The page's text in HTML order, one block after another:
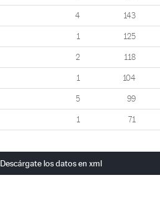
4 143
1 125
2 118
1 104
5 99
1 71
Descárgate los datos en xml